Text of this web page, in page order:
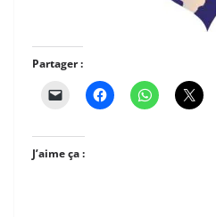
Partager :
J’aime ça :